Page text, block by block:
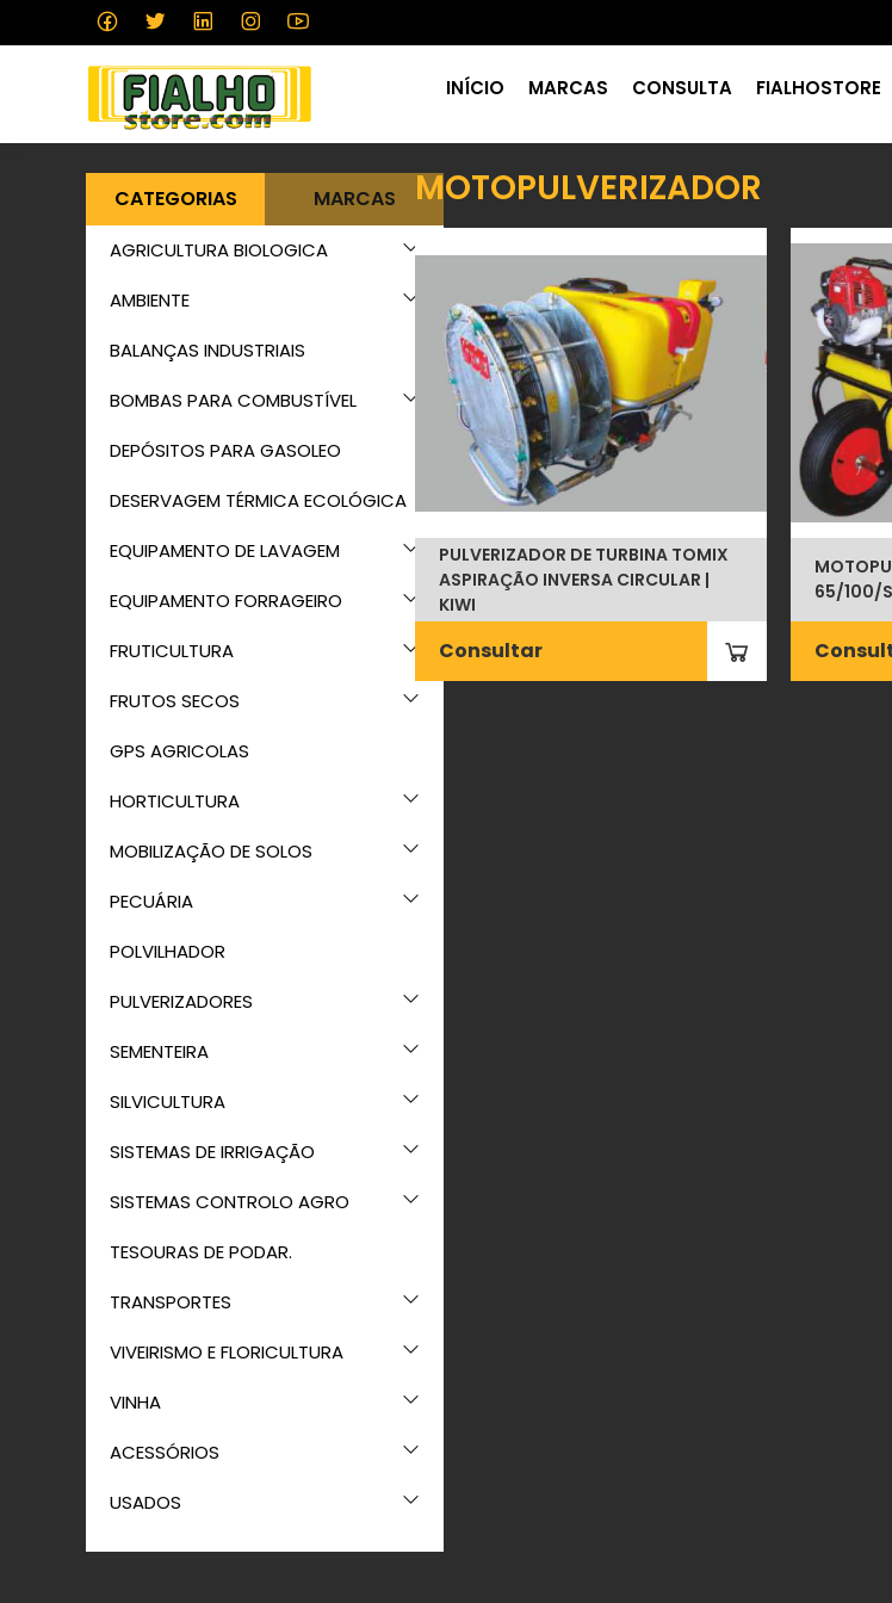
INÍCIO MARCAS CONSULTA FIALHOSTORE
CATEGORIAS MARCAS
AGRICULTURA BIOLOGICA
AMBIENTE
BALANÇAS INDUSTRIAIS
BOMBAS PARA COMBUSTÍVEL
DEPÓSITOS PARA GASOLEO
DESERVAGEM TÉRMICA ECOLÓGICA
EQUIPAMENTO DE LAVAGEM
EQUIPAMENTO FORRAGEIRO
FRUTICULTURA
FRUTOS SECOS
GPS AGRICOLAS
HORTICULTURA
MOBILIZAÇÃO DE SOLOS
PECUÁRIA
POLVILHADOR
PULVERIZADORES
SEMENTEIRA
SILVICULTURA
SISTEMAS DE IRRIGAÇÃO
SISTEMAS CONTROLO AGRO
TESOURAS DE PODAR.
TRANSPORTES
VIVEIRISMO E FLORICULTURA
VINHA
ACESSÓRIOS
USADOS
MOTOPULVERIZADOR
PULVERIZADOR DE TURBINA TOMIX
ASPIRAÇÃO INVERSA CIRCULAR |
KIWI
Consultar
65/100/